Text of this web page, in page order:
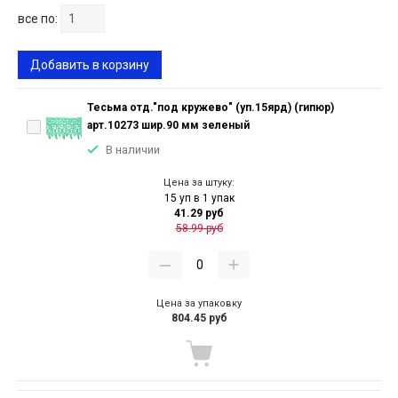
все по:
Добавить в корзину
Тесьма отд."под кружево" (уп.15ярд) (гипюр)
арт.10273 шир.90 мм зеленый
В наличии
Цена за штуку:
15 уп в 1 упак
41.29 руб
58.99 руб
Цена за упаковку
804.45 руб